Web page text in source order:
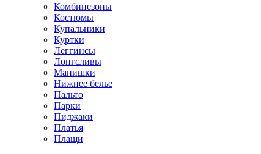
Комбинезоны
Костюмы
Купальники
Куртки
Леггинсы
Лонгсливы
Манишки
Нижнее белье
Пальто
Парки
Пиджаки
Платья
Плащи